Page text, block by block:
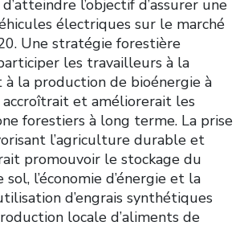
l’objectif d’assurer une
électriques sur le marché
Une stratégie forestière
les travailleurs à la
à la production de bioénergie à
et améliorerait les
forestiers à long terme. La prise
l’agriculture durable et
promouvoir le stockage du
l’économie d’énergie et la
d’engrais synthétiques
locale d’aliments de